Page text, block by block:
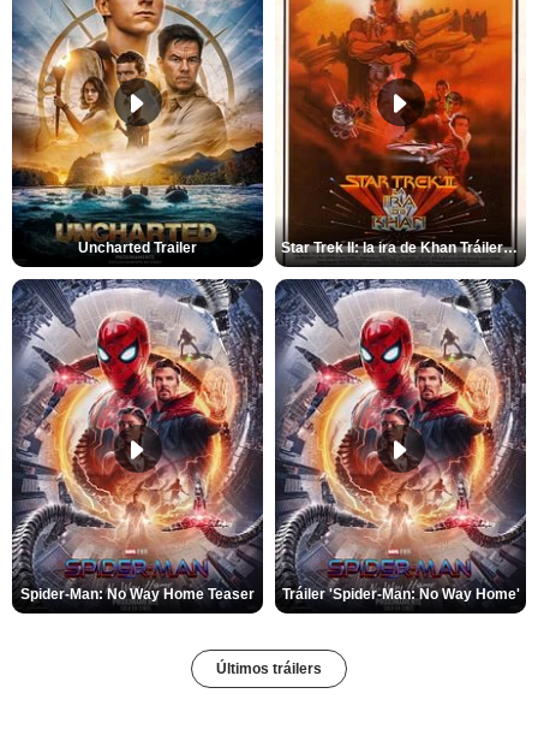
Uncharted Trailer Star Trek II: la ira de Khan Tráiler VO
Spider-Man: No Way Home Teaser Tráiler 'Spider-Man: No Way Home'
Últimos tráilers